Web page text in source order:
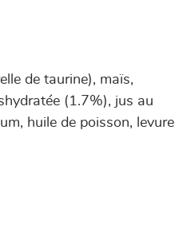
de taurine), maïs,
(1.7%), jus au
huile de poisson, levure